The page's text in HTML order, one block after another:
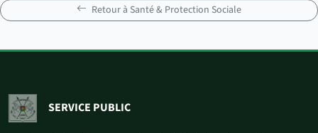
Retour à Santé & Protection Sociale
SERVICE PUBLIC